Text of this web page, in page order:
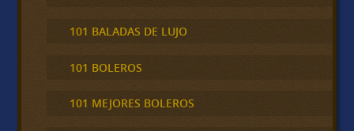
101 BALADAS DE LUJO
101 BOLEROS
101 MEJORES BOLEROS